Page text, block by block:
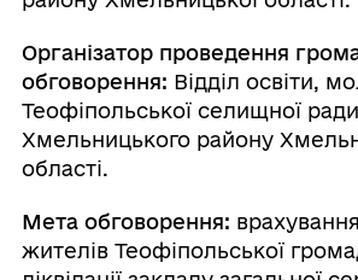
Організатор проведення
обговорення: Відділ освіти,
Теофіпольської селищної ради
Хмельницького району
області.
Мета обговорення:
жителів Теофіпольської